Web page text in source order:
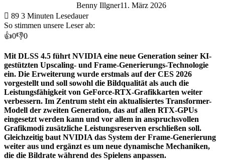
Benny Illgner11. März 2026
89 3 Minuten Lesedauer
So stimmen unsere Leser ab:
👍0👎0
Mit DLSS 4.5 führt NVIDIA eine neue Generation seiner KI-
gestützten Upscaling- und Frame-Generierungs-Technologie
ein. Die Erweiterung wurde erstmals auf der CES 2026
vorgestellt und soll sowohl die Bildqualität als auch die
Leistungsfähigkeit von GeForce-RTX-Grafikkarten weiter
verbessern. Im Zentrum steht ein aktualisiertes Transformer-
Modell der zweiten Generation, das auf allen RTX-GPUs
eingesetzt werden kann und vor allem in anspruchsvollen
Grafikmodi zusätzliche Leistungsreserven erschließen soll.
Gleichzeitig baut NVIDIA das System der Frame-Generierung
weiter aus und ergänzt es um neue dynamische Mechaniken,
die die Bildrate während des Spielens anpassen.